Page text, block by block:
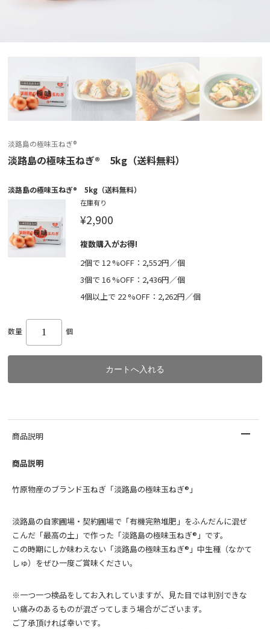
淡路島の極味玉ねぎ®
淡路島の極味玉ねぎ® 5kg（送料無料）
淡路島の極味玉ねぎ® 5kg（送料無料）
在庫有り
¥2,900
複数購入がお得!
2個で 12 %OFF：2,552円／個
3個で 16 %OFF：2,436円／個
4個以上で 22 %OFF：2,262円／個
数量 個
商品説明
商品説明
竹原物産のブランド玉ねぎ「淡路島の極味玉ねぎ®」
淡路島の自家圃場・契約圃場で「有機完熟堆肥」をふんだんに混ぜ
こんだ「最高の土」で作った「淡路島の極味玉ねぎ®」です。
この時期にしか味わえない「淡路島の極味玉ねぎ®」中生種（なかて
しゅ）をぜひ一度ご賞味ください。
※一つ一つ検品をしてお入れしていますが、見た目では判別できな
い痛みのあるものが混ざってしまう場合がございます。
ご了承頂ければ幸いです。